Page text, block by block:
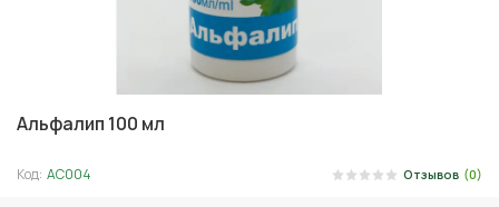
Альфалип 100 мл
Код: АС004 Отзывов (0)